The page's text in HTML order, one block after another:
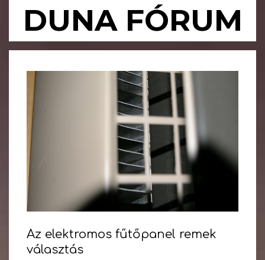
DUNA FÓRUM
Primary
Az elektromos fűtőpanel remek
választás